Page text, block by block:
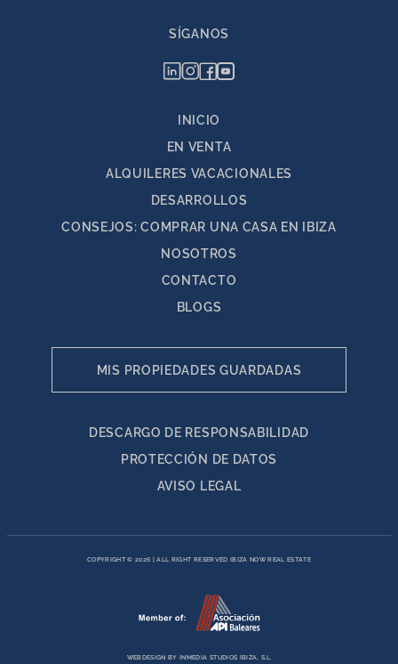
INICIO
EN VENTA
ALQUILERES VACACIONALES
DESARROLLOS
CONSEJOS: COMPRAR UNA CASA EN IBIZA
NOSOTROS
CONTACTO
BLOGS
MIS PROPIEDADES GUARDADAS
DESCARGO DE RESPONSABILIDAD
PROTECCIÓN DE DATOS
AVISO LEGAL
SÍGANOS
COPYRIGHT © 2026 |ALL RIGHT RESERVED IBIZA NOW REAL ESTATE
WEBDESIGN BY INMEDIA STUDIOS IBIZA, S.L.